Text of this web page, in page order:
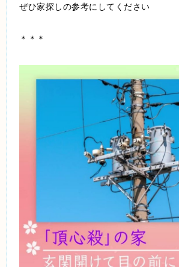
ぜひ家探しの参考にしてください
＊＊＊